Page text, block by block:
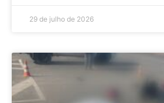
29 de julho de 2026